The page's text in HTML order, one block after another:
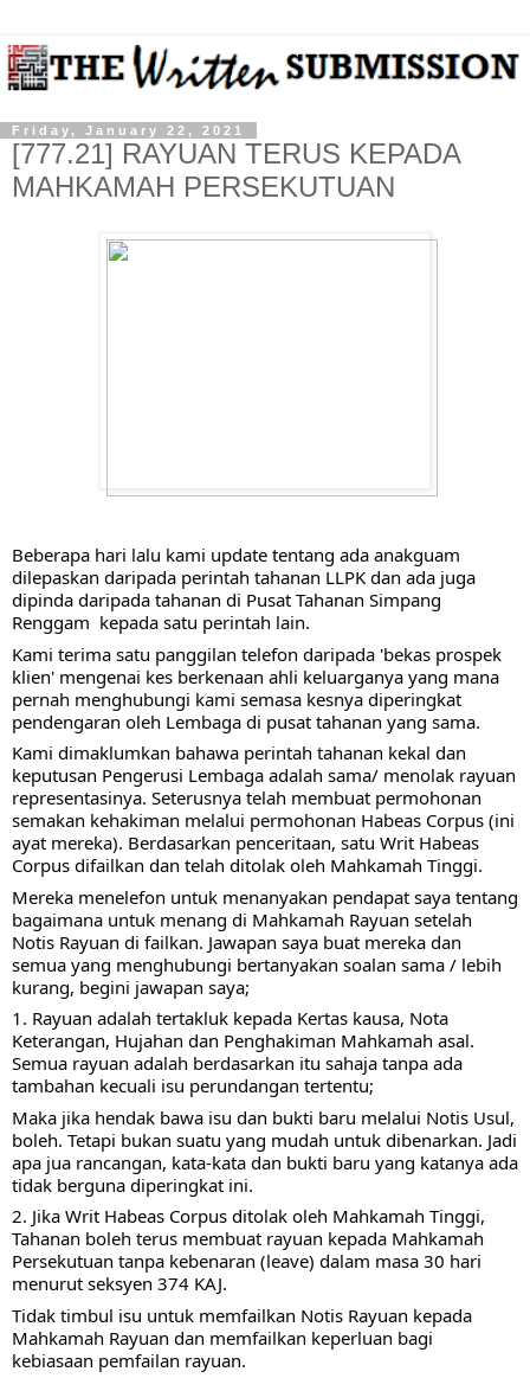
Friday, January 22, 2021
[777.21] RAYUAN TERUS KEPADA
MAHKAMAH PERSEKUTUAN
Beberapa hari lalu kami update tentang ada anakguam
dilepaskan daripada perintah tahanan LLPK dan ada juga
dipinda daripada tahanan di Pusat Tahanan Simpang
Renggam  kepada satu perintah lain.
Kami terima satu panggilan telefon daripada 'bekas prospek
klien' mengenai kes berkenaan ahli keluarganya yang mana
pernah menghubungi kami semasa kesnya diperingkat
pendengaran oleh Lembaga di pusat tahanan yang sama.
Kami dimaklumkan bahawa perintah tahanan kekal dan
keputusan Pengerusi Lembaga adalah sama/ menolak rayuan
representasinya. Seterusnya telah membuat permohonan
semakan kehakiman melalui permohonan Habeas Corpus (ini
ayat mereka). Berdasarkan penceritaan, satu Writ Habeas
Corpus difailkan dan telah ditolak oleh Mahkamah Tinggi.
Mereka menelefon untuk menanyakan pendapat saya tentang
bagaimana untuk menang di Mahkamah Rayuan setelah
Notis Rayuan di failkan. Jawapan saya buat mereka dan
semua yang menghubungi bertanyakan soalan sama / lebih
kurang, begini jawapan saya;
1. Rayuan adalah tertakluk kepada Kertas kausa, Nota
Keterangan, Hujahan dan Penghakiman Mahkamah asal.
Semua rayuan adalah berdasarkan itu sahaja tanpa ada
tambahan kecuali isu perundangan tertentu;
Maka jika hendak bawa isu dan bukti baru melalui Notis Usul,
boleh. Tetapi bukan suatu yang mudah untuk dibenarkan. Jadi
apa jua rancangan, kata-kata dan bukti baru yang katanya ada
tidak berguna diperingkat ini.
2. Jika Writ Habeas Corpus ditolak oleh Mahkamah Tinggi,
Tahanan boleh terus membuat rayuan kepada Mahkamah
Persekutuan tanpa kebenaran (leave) dalam masa 30 hari
menurut seksyen 374 KAJ.
Tidak timbul isu untuk memfailkan Notis Rayuan kepada
Mahkamah Rayuan dan memfailkan keperluan bagi
kebiasaan pemfailan rayuan.